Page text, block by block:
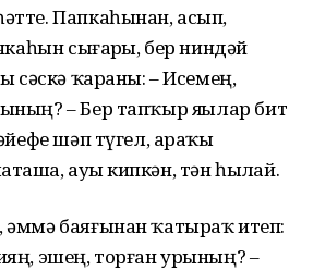
Папкаһынан, асып,
сығарҙы, бер ниндәй
сәскә ҡараны: – Исемең,
– Бер тапҡыр яҙҙылар бит
шәп түгел, араҡы
ауыҙ кипкән, тән һыҙлай.
баяғынан ҡатыраҡ итеп:
эшең, торған урының? –